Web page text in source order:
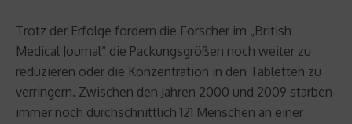
Trotz der Erfolge fordern die Forscher im „British
Medical Journal“ die Packungsgrößen noch weiter zu
reduzieren oder die Konzentration in den Tabletten zu
verringern. Zwischen den Jahren 2000 und 2009 starben
immer noch durchschnittlich 121 Menschen an einer